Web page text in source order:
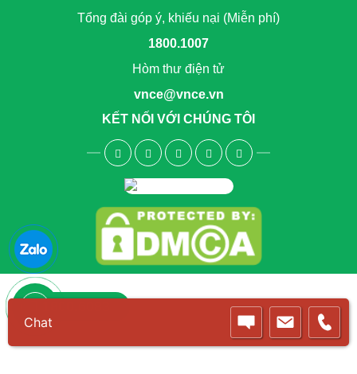
Tổng đài góp ý, khiếu nại (Miễn phí)
1800.1007
Hòm thư điện tử
vnce@vnce.vn
KẾT NỐI VỚI CHÚNG TÔI
Chat